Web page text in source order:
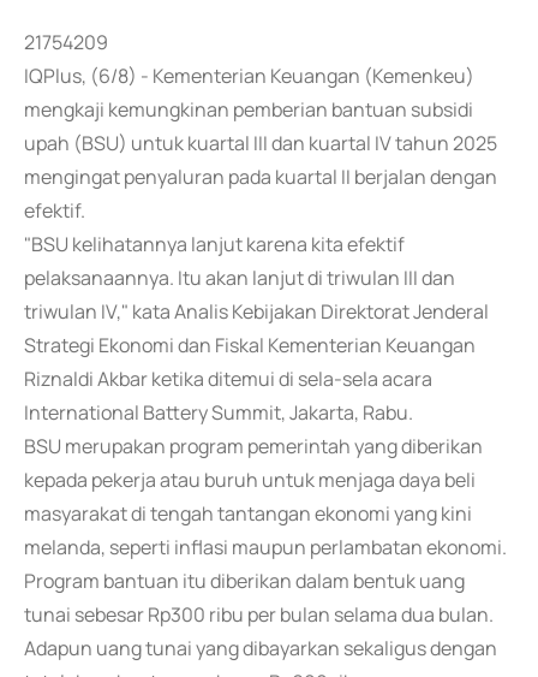
21754209
IQPlus, (6/8) - Kementerian Keuangan (Kemenkeu)
mengkaji kemungkinan pemberian bantuan subsidi
upah (BSU) untuk kuartal III dan kuartal IV tahun 2025
mengingat penyaluran pada kuartal II berjalan dengan
efektif.
"BSU kelihatannya lanjut karena kita efektif
pelaksanaannya. Itu akan lanjut di triwulan III dan
triwulan IV," kata Analis Kebijakan Direktorat Jenderal
Strategi Ekonomi dan Fiskal Kementerian Keuangan
Riznaldi Akbar ketika ditemui di sela-sela acara
International Battery Summit, Jakarta, Rabu.
BSU merupakan program pemerintah yang diberikan
kepada pekerja atau buruh untuk menjaga daya beli
masyarakat di tengah tantangan ekonomi yang kini
melanda, seperti inflasi maupun perlambatan ekonomi.
Program bantuan itu diberikan dalam bentuk uang
tunai sebesar Rp300 ribu per bulan selama dua bulan.
Adapun uang tunai yang dibayarkan sekaligus dengan